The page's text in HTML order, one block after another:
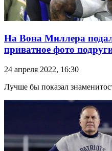
На Вона Миллера
приватное фото
24 апреля 2022, 16:30
Лучше бы показал